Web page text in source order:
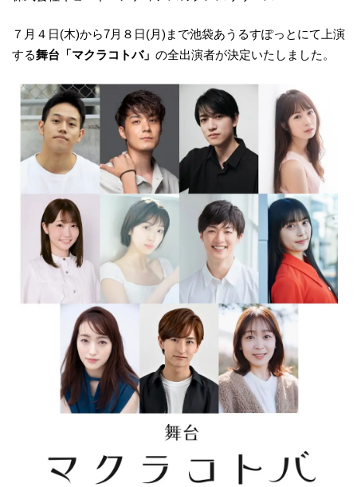
７月４日(木)から7月８日(月)まで池袋あうるすぽっとにて上演
する舞台「マクラコトバ」 の全出演者が決定いたしました。